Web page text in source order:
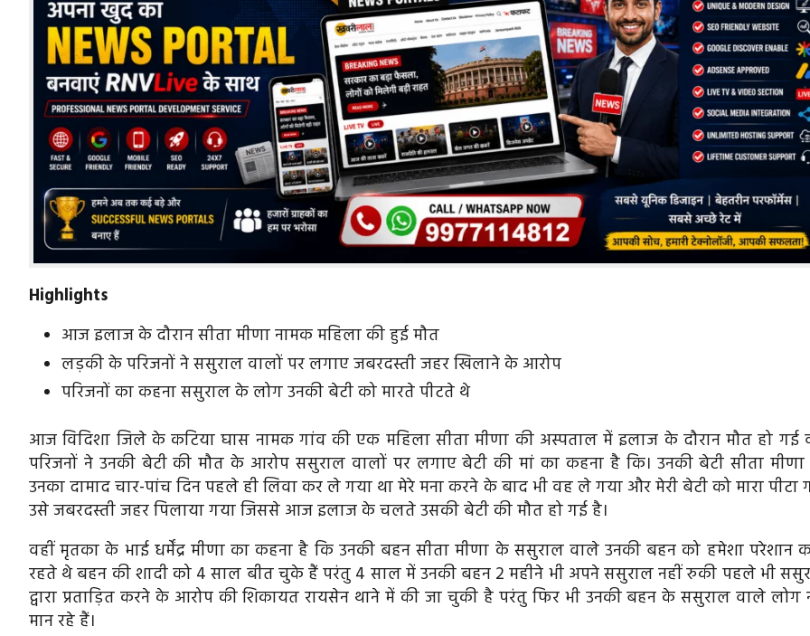
Highlights
आज इलाज के दौरान सीता मीणा नामक महिला की हुई मौत
लड़की के परिजनों ने ससुराल वालों पर लगाए जबरदस्ती जहर खिलाने के आरोप
परिजनों का कहना ससुराल के लोग उनकी बेटी को मारते पीटते थे
आज विदिशा जिले के कटिया घास नामक गांव की एक महिला सीता मीणा की अस्पताल में इलाज के दौरान मौत हो गई
परिजनों ने उनकी बेटी की मौत के आरोप ससुराल वालों पर लगाए बेटी की मां का कहना है कि। उनकी बेटी सीता
उनका दामाद चार-पांच दिन पहले ही लिवा कर ले गया था मेरे मना करने के बाद भी वह ले गया और मेरी बेटी को मारा पीटा
उसे जबरदस्ती जहर पिलाया गया जिससे आज इलाज के चलते उसकी बेटी की मौत हो गई है।
वहीं मृतका के भाई धर्मेंद्र मीणा का कहना है कि उनकी बहन सीता मीणा के ससुराल वाले उनकी बहन को हमेशा परेशान
रहते थे बहन की शादी को 4 साल बीत चुके हैं परंतु 4 साल में उनकी बहन 2 महीने भी अपने ससुराल नहीं रुकी पहले भी
द्वारा प्रताड़ित करने के आरोप की शिकायत रायसेन थाने में की जा चुकी है परंतु फिर भी उनकी बहन के ससुराल वाले लोग
मान रहे हैं।